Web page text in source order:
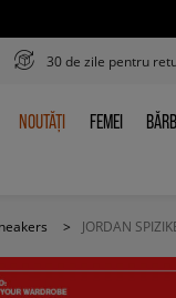
30 de zile pentru
NOUTĂȚI
NOUTĂȚI FEMEI
FEMEI
> JORDAN